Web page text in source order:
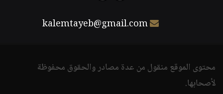
kalemtayeb@gmail.com
محتوى الموقع منقول من عدة مصادر والحقوق محفوظة
لأصحابها.